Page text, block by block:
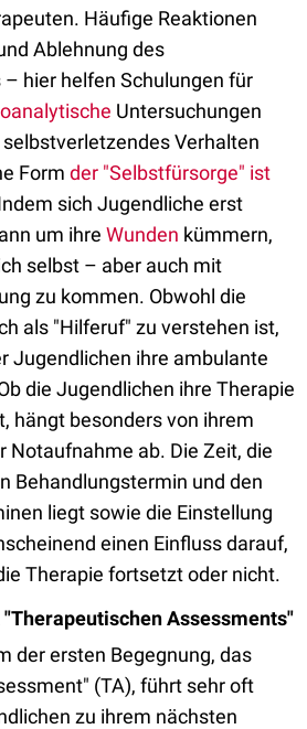
Häufige Reaktionen
Ablehnung des
hier helfen Schulungen für
Untersuchungen
Verhalten
Form der "Selbstfürsorge" ist
sich Jugendliche erst
um ihre Wunden kümmern,
selbst – aber auch mit
zu kommen. Obwohl die
als "Hilferuf" zu verstehen ist,
Jugendlichen ihre ambulante
die Jugendlichen ihre Therapie
hängt besonders von ihrem
Notaufnahme ab. Die Zeit, die
Behandlungstermin und den
liegt sowie die Einstellung
einen Einfluss darauf,
Therapie fortsetzt oder nicht.
Assessments"
der ersten Begegnung, das
(TA), führt sehr oft
zu ihrem nächsten